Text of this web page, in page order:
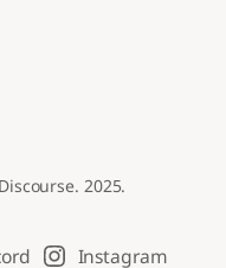
2025.
Instagram